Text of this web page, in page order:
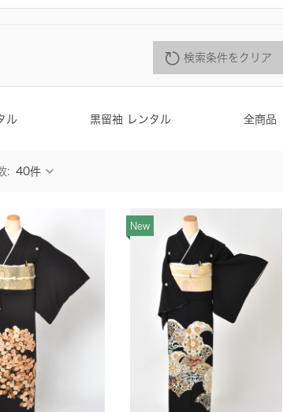
検索条件をクリア
ル 黒留袖 レンタル 全商品
:
New